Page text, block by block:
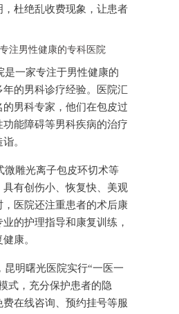
杜绝乱收费现象，让患者
注男性健康的专科医院
是一家专注于男性健康的
的男科诊疗经验。医院汇
男科专家，他们在包皮过
能障碍等男科疾病的治疗
。
微雕光离子包皮环切术等
具有创伤小、恢复快、美观
，医院还注重患者的术后康
的护理指导和康复训练，
康。
昆明曙光医院实行“一医一
式，充分保护患者的隐
在线咨询、预约挂号等服